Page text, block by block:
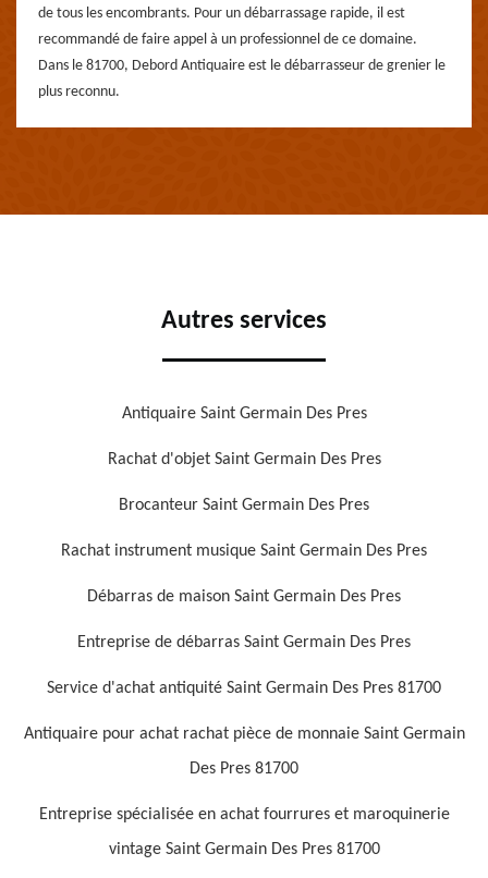
de tous les encombrants. Pour un débarrassage rapide, il est
recommandé de faire appel à un professionnel de ce domaine.
Dans le 81700, Debord Antiquaire est le débarrasseur de grenier le
plus reconnu.
Autres services
Antiquaire Saint Germain Des Pres
Rachat d'objet Saint Germain Des Pres
Brocanteur Saint Germain Des Pres
Rachat instrument musique Saint Germain Des Pres
Débarras de maison Saint Germain Des Pres
Entreprise de débarras Saint Germain Des Pres
Service d'achat antiquité Saint Germain Des Pres 81700
Antiquaire pour achat rachat pièce de monnaie Saint Germain
Des Pres 81700
Entreprise spécialisée en achat fourrures et maroquinerie
vintage Saint Germain Des Pres 81700